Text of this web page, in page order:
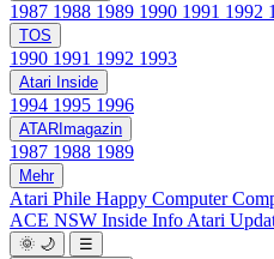
1987 1988 1989 1990 1991 1992
TOS
1990 1991 1992 1993
Atari Inside
1994 1995 1996
ATARImagazin
1987 1988 1989
Mehr
Atari Phile Happy Computer
ACE NSW Inside Info Atari
🌞 🌙
☰